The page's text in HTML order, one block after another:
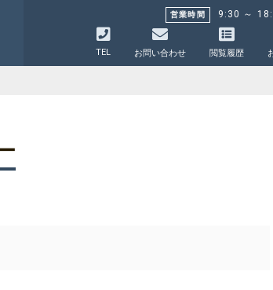
営業時間 9:30 ～
TEL お問い合わせ 閲覧履歴